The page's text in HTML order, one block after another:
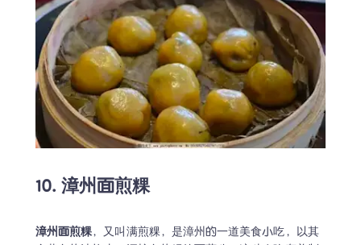
10. 漳州面煎粿
漳州面煎粿，又叫满煎粿，是漳州的一道美食小吃，以其